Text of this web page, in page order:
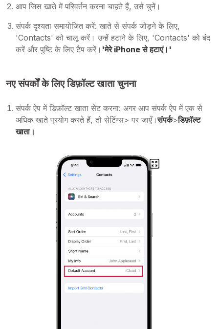
आप जिस खाते में परिवर्तन करना चाहते हैं, उसे चुनें।
संपर्क दृश्यता समायोजित करें: खाते से संपर्क जोड़ने के लिए,
'Contacts' को चालू करें। उन्हें हटाने के लिए, 'Contacts' को बंद
करें और पुष्टि के लिए टैप करें। 'मेरे iPhone से हटाएं।'
नए संपर्कों के लिए डिफ़ॉल्ट खाता चुनना
संपर्क ऐप में डिफ़ॉल्ट खाता सेट करना: अगर आप संपर्क ऐप में एक से
अधिक खाते प्रयोग करते हैं, तो सेटिंग्स> पर जाएँ।संपर्क>डिफ़ॉल्ट
खाता।